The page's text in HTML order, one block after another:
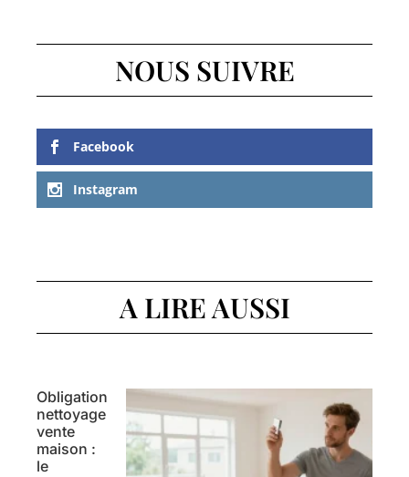
NOUS SUIVRE
Facebook
Instagram
A LIRE AUSSI
Obligation
nettoyage
vente
maison :
le